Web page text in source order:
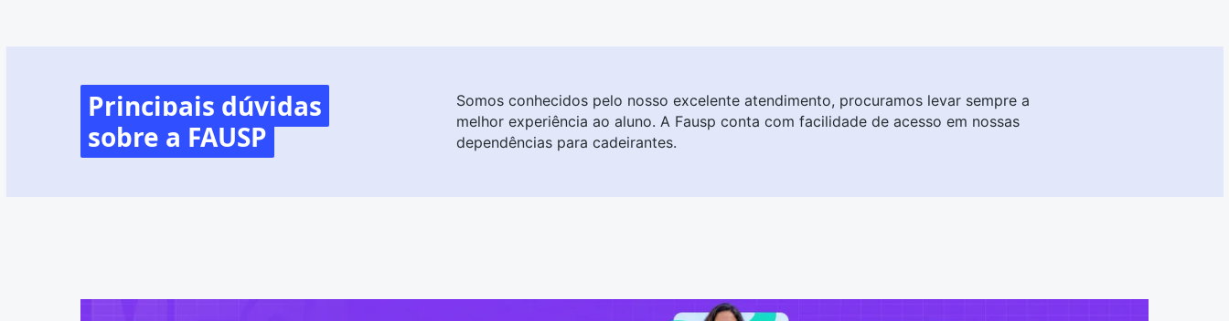
Principais dúvidas
sobre a FAUSP
Somos conhecidos pelo nosso excelente atendimento, procuramos levar sempre a
melhor experiência ao aluno. A Fausp conta com facilidade de acesso em nossas
dependências para cadeirantes.